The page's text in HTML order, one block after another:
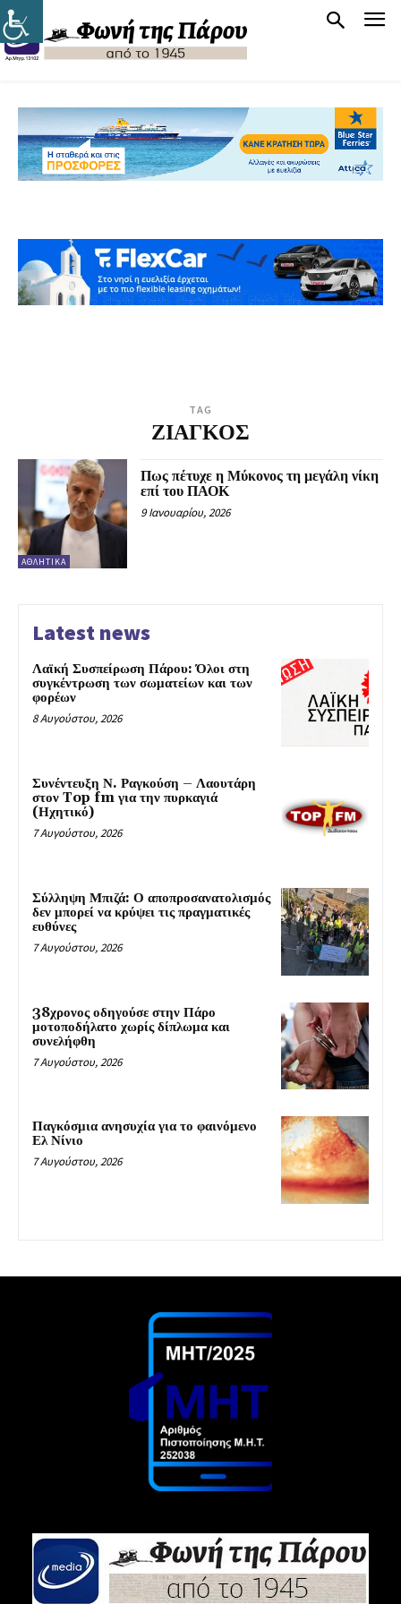
TAG
ΖΙΑΓΚΟΣ
ΑΘΛΗΤΙΚΆ
Πως πέτυχε η Μύκονος τη μεγάλη νίκη
επί του ΠΑΟΚ
9 Ιανουαρίου, 2026
Latest news
Λαϊκή Συσπείρωση Πάρου: Όλοι στη
συγκέντρωση των σωματείων και των
φορέων
8 Αυγούστου, 2026
Συνέντευξη Ν. Ραγκούση – Λαουτάρη
στον Top fm για την πυρκαγιά
(Ηχητικό)
7 Αυγούστου, 2026
Σύλληψη Μπιζά: Ο αποπροσανατολισμός
δεν μπορεί να κρύψει τις πραγματικές
ευθύνες
7 Αυγούστου, 2026
38χρονος οδηγούσε στην Πάρο
μοτοποδήλατο χωρίς δίπλωμα και
συνελήφθη
7 Αυγούστου, 2026
Παγκόσμια ανησυχία για το φαινόμενο
Ελ Νίνιο
7 Αυγούστου, 2026